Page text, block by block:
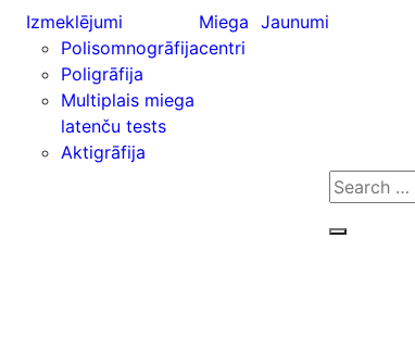
Izmeklējumi
Polisomnogrāfija
Poligrāfija
Multiplais miega
latenču tests
Aktigrāfija
Miega
centri
Jaunumi
Search
for: